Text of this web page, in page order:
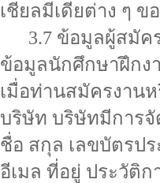
เชียลมีเดียต่าง ๆ ข
3.7 ข้อมูลผู้สมัค
ข้อมูลนักศึกษาฝึกง
เมื่อท่านสมัครงาน
บริษัท บริษัทมีการจั
ชื่อ สกุล เลขบัตรป
อีเมล ที่อยู่ ประวัติ